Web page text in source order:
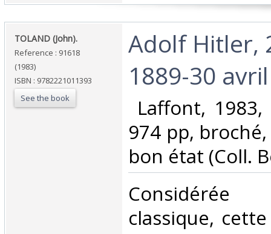
‎TOLAND (John).‎
Reference : 91618
(1983)
ISBN : 9782221011393
See the book
‎Adolf Hitler,
1889-30
Laffont,
974 pp,
bon état (Coll.
classique,